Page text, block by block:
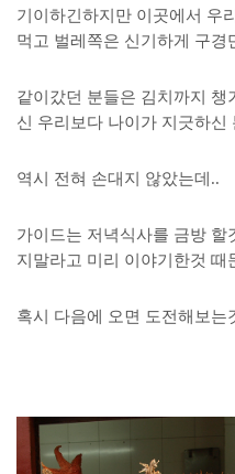
기이하긴하지만 이곳에서 우
먹고 벌레쪽은 신기하게 구경
같이갔던 분들은 김치까지
신 우리보다 나이가 지긋하신
역시 전혀 손대지 않았는데..
가이드는 저녁식사를 금방 할
지말라고 미리 이야기한것 때
혹시 다음에 오면 도전해보는